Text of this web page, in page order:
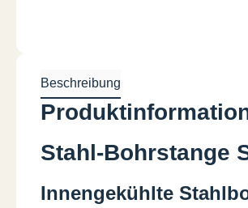
Beschreibung
Stahl-Bohrstange
Innengekühlte